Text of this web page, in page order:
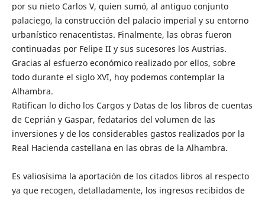
por su nieto Carlos V, quien sumó, al antiguo conjunto
palaciego, la construcción del palacio imperial y su entorno
urbanístico renacentistas. Finalmente, las obras fueron
continuadas por Felipe II y sus sucesores los Austrias.
Gracias al esfuerzo económico realizado por ellos, sobre
todo durante el siglo XVI, hoy podemos contemplar la
Alhambra.
Ratifican lo dicho los Cargos y Datas de los libros de cuentas
de Ceprián y Gaspar, fedatarios del volumen de las
inversiones y de los considerables gastos realizados por la
Real Hacienda castellana en las obras de la Alhambra.
Es valiosísima la aportación de los citados libros al respecto
ya que recogen, detalladamente, los ingresos recibidos de